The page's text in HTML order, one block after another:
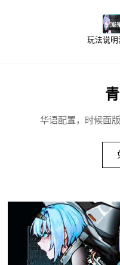
玩法说明
华语配置，时候面